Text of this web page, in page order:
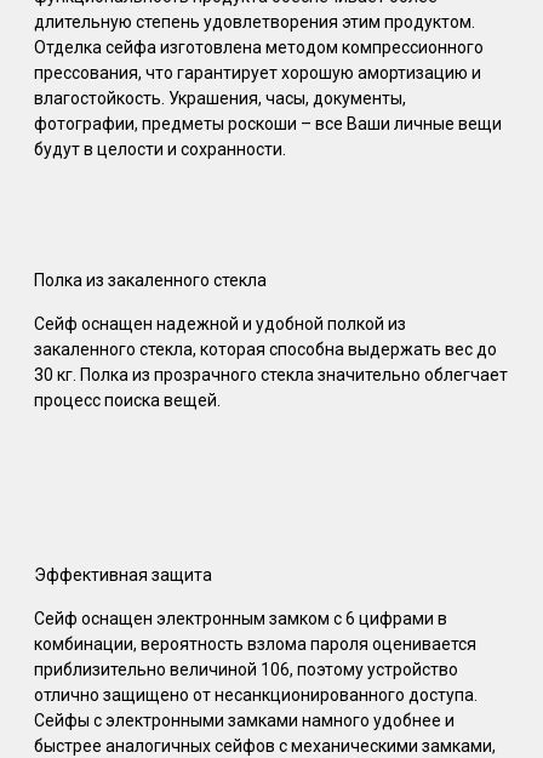
длительную степень удовлетворения этим продуктом.
Отделка сейфа изготовлена методом компрессионного
прессования, что гарантирует хорошую амортизацию и
влагостойкость. Украшения, часы, документы,
фотографии, предметы роскоши – все Ваши личные вещи
будут в целости и сохранности.
Полка из закаленного стекла
Сейф оснащен надежной и удобной полкой из
закаленного стекла, которая способна выдержать вес до
30 кг. Полка из прозрачного стекла значительно облегчает
процесс поиска вещей.
Эффективная защита
Сейф оснащен электронным замком с 6 цифрами в
комбинации, вероятность взлома пароля оценивается
приблизительно величиной 106, поэтому устройство
отлично защищено от несанкционированного доступа.
Сейфы с электронными замками намного удобнее и
быстрее аналогичных сейфов с механическими замками,